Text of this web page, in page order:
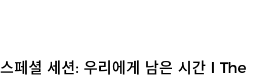
스페셜 세션: 우리에게 남은 시간 l The